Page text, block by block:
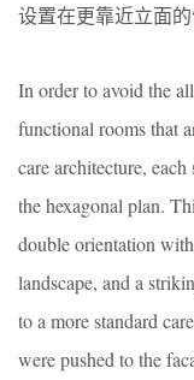
设置在更靠近立面
In order to avoid the
functional rooms that
care architecture,
the hexagonal plan.
double orientation
landscape, and a
to a more standard
were pushed to the